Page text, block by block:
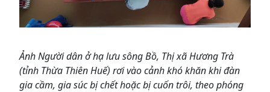
Ảnh Người dân ở hạ lưu sông Bồ, Thị xã Hương Trà
(tỉnh Thừa Thiên Huế) rơi vào cảnh khó khăn khi đàn
gia cầm, gia súc bị chết hoặc bị cuốn trôi, theo phóng